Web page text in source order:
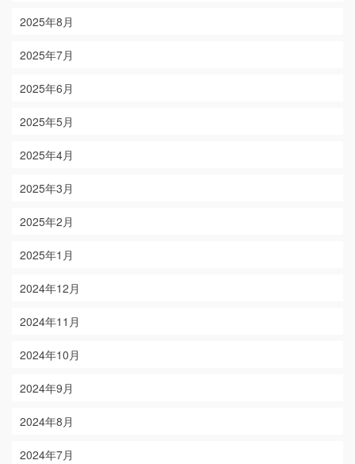
2025年8月
2025年7月
2025年6月
2025年5月
2025年4月
2025年3月
2025年2月
2025年1月
2024年12月
2024年11月
2024年10月
2024年9月
2024年8月
2024年7月